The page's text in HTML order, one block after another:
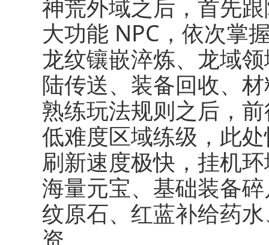
神荒外域之后，首先
大功能 NPC，依次掌
龙纹镶嵌淬炼、龙域
陆传送、装备回收、
熟练玩法规则之后，
低难度区域练级，此
刷新速度极快，挂机
海量元宝、基础装备
纹原石、红蓝补给药
资。